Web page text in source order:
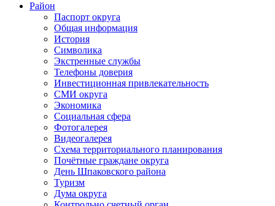
Район
Паспорт округа
Общая информация
История
Символика
Экстренные службы
Телефоны доверия
Инвестиционная привлекательность
СМИ округа
Экономика
Социальная сфера
Фотогалерея
Видеогалерея
Схема территориального планирования
Почётные граждане округа
День Шпаковского района
Туризм
Дума округа